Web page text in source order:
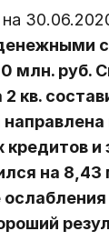
млн. руб.
2 кв.
кредитов и
на 8,43